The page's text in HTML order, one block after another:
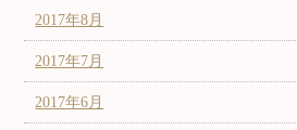
2017年8月
2017年7月
2017年6月